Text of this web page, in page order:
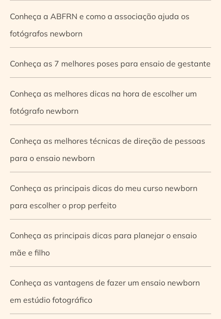
Conheça a ABFRN e como a associação ajuda os
fotógrafos newborn
Conheça as 7 melhores poses para ensaio de gestante
Conheça as melhores dicas na hora de escolher um
fotógrafo newborn
Conheça as melhores técnicas de direção de pessoas
para o ensaio newborn
Conheça as principais dicas do meu curso newborn
para escolher o prop perfeito
Conheça as principais dicas para planejar o ensaio
mãe e filho
Conheça as vantagens de fazer um ensaio newborn
em estúdio fotográfico